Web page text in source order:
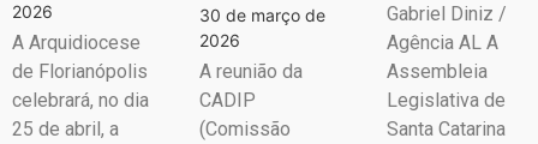
2026
A Arquidiocese
de Florianópolis
celebrará, no dia
25 de abril, a
30 de março de
2026
A reunião da
CADIP
(Comissão
Gabriel Diniz /
Agência AL A
Assembleia
Legislativa de
Santa Catarina